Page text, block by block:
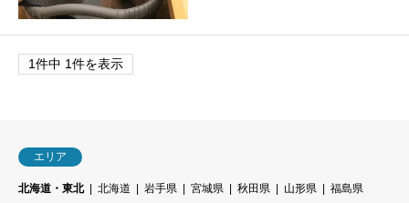
1件中 1件を表示
エリア
北海道・東北 北海道 岩手県 宮城県 秋田県 山形県
福島県